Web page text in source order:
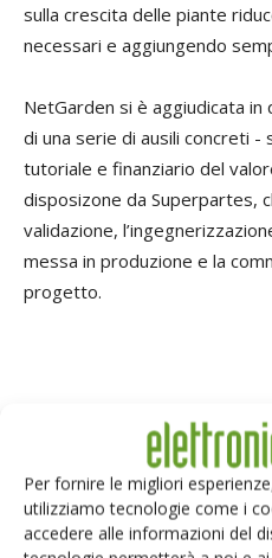
Per fornire le migliori
utilizziamo tecnologie come i
accedere alle informazioni del
sulla crescita delle piante
necessari e aggiungendo
NetGarden si è aggiudicata in
di una serie di ausili concreti
tutoriale e finanziario del
disposizone da Superpartes,
validazione,
messa in produzione e la
progetto.